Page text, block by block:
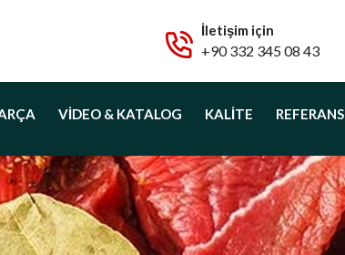
İletişim için
+90 332 345 08 43
VIDEO & KATALOG KALITE REFERANS